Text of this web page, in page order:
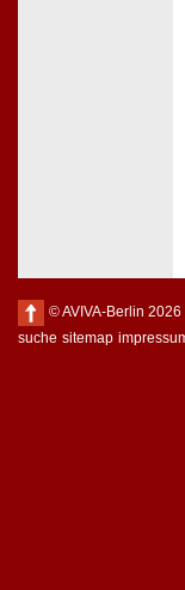
© AVIVA-Berlin 2026
suche sitemap